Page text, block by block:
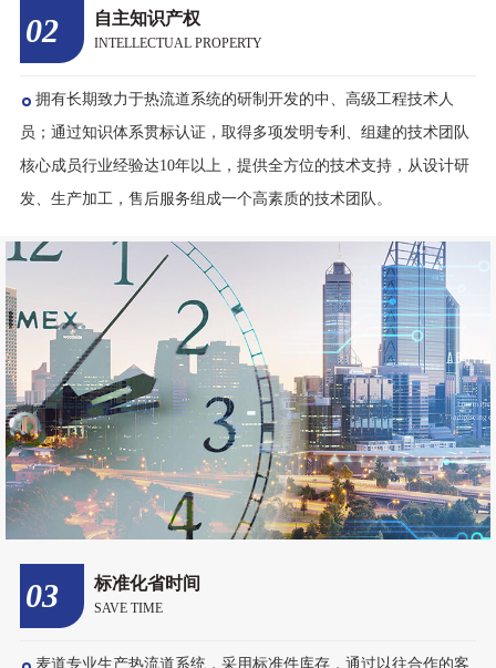
03 标准化省时间
SAVE TIME
户反馈，我们交货与售后比起同行可节省30%的时间；用我们的优
势，不断完善热流道系统，倾力打造中国热流道第一品牌，力争成
为全球一流的热流道供应商。